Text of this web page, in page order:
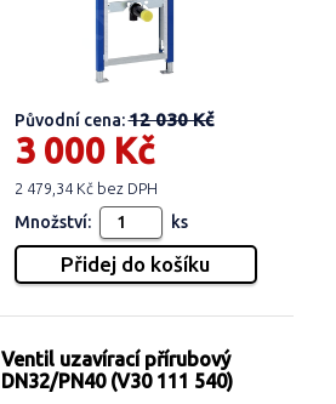
Původní cena:12 030 Kč
3 000 Kč
2 479,34 Kč bez DPH
Množství: ks
Ventil uzavírací přírubový
DN32/PN40 (V30 111 540)